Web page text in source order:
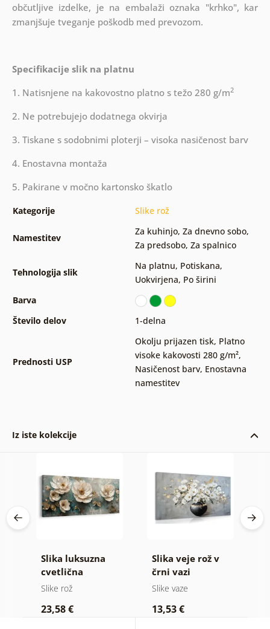
občutljive izdelke, je na embalaži oznaka "krhko", kar
zmanjšuje tveganje poškodb med prevozom.
Specifikacije slik na platnu
1. Natisnjene na kakovostno platno s težo 280 g/m2
2. Ne potrebujejo dodatnega okvirja
3. Tiskane s sodobnimi ploterji – visoka nasičenost barv
4. Enostavna montaža
5. Pakirane v močno kartonsko škatlo
Kategorije Slike rož
Namestitev
Za kuhinjo, Za dnevno sobo,
Za predsobo, Za spalnico
Tehnologija slik
Na platnu, Potiskana,
Uokvirjena, Po širini
Barva
Število delov
1-delna
Prednosti USP
Okolju prijazen tisk, Platno
visoke kakovosti 280 g/m²,
Nasičenost barv, Enostavna
namestitev
Iz iste kolekcije
Slika luksuzna
cvetlična
harmonija
Slike rož
23,58 €
Slika veje rož v
črni vazi
Slike vaze
13,53 €